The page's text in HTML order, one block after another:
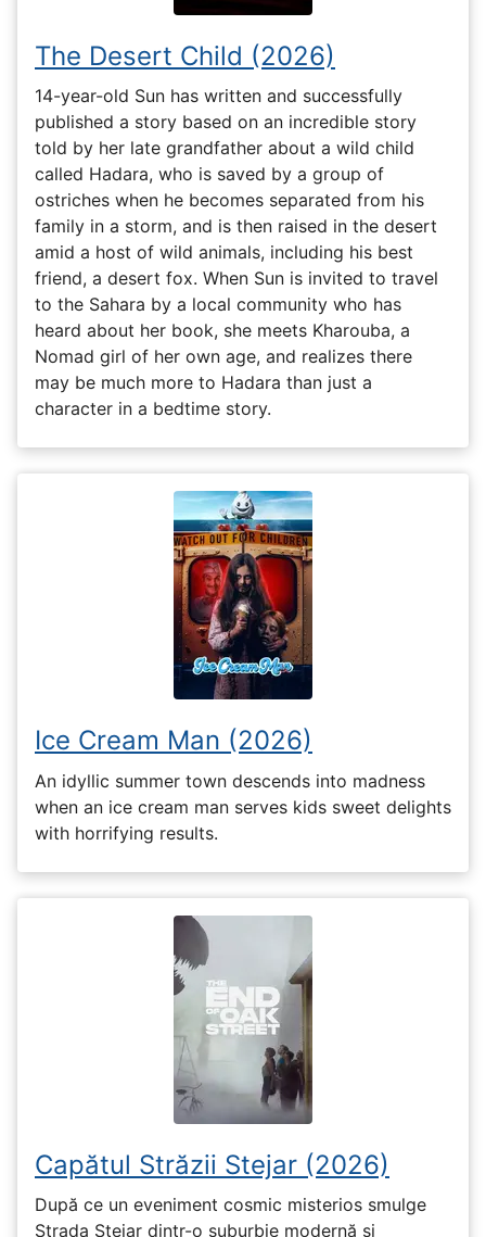
The Desert Child (2026)
14-year-old Sun has written and successfully
published a story based on an incredible story
told by her late grandfather about a wild child
called Hadara, who is saved by a group of
ostriches when he becomes separated from his
family in a storm, and is then raised in the desert
amid a host of wild animals, including his best
friend, a desert fox. When Sun is invited to travel
to the Sahara by a local community who has
heard about her book, she meets Kharouba, a
Nomad girl of her own age, and realizes there
may be much more to Hadara than just a
character in a bedtime story.
Ice Cream Man (2026)
An idyllic summer town descends into madness
when an ice cream man serves kids sweet delights
with horrifying results.
Capătul Străzii Stejar (2026)
După ce un eveniment cosmic misterios smulge
Strada Stejar dintr-o suburbie modernă și